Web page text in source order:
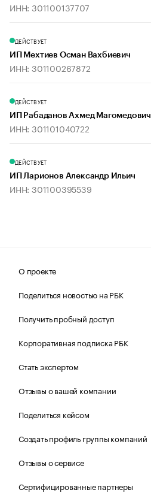
ИНН: 301100137707
ДЕЙСТВУЕТ
ИП Мехтиев Осман Вахбиевич
ИНН: 301100267872
ДЕЙСТВУЕТ
ИП Рабаданов Ахмед Магомедович
ИНН: 301101040722
ДЕЙСТВУЕТ
ИП Ларионов Александр Ильич
ИНН: 301100395539
О проекте
Поделиться новостью на РБК
Получить пробный доступ
Корпоративная подписка РБК
Стать экспертом
Отзывы о вашей компании
Поделиться кейсом
Создать профиль группы компаний
Отзывы о сервисе
Сертифицированные партнеры